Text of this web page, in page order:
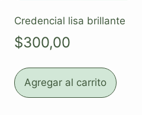
Credencial lisa brillante
$300,00
Agregar al carrito